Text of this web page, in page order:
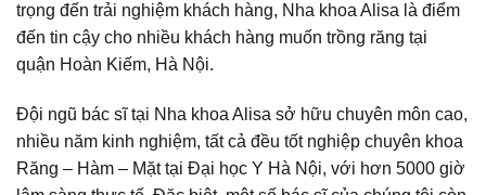
trọng đến trải nghiệm khách hàng, Nha khoa Alisa là điểm
đến tin cậy cho nhiều khách hàng muốn trồng răng tại
quận Hoàn Kiếm, Hà Nội.
Đội ngũ bác sĩ tại Nha khoa Alisa sở hữu chuyên môn cao,
nhiều năm kinh nghiệm, tất cả đều tốt nghiệp chuyên khoa
Răng – Hàm – Mặt tại Đại học Y Hà Nội, với hơn 5000 giờ